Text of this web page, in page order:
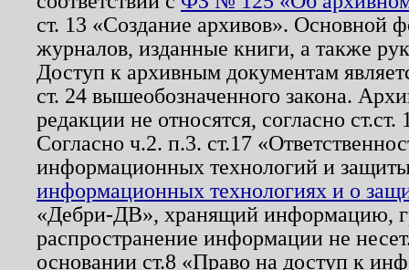
ст. 13 «Создание архивов». Основной
журналов, изданные книги, а также
Доступ к архивным документам
ст. 24 вышеобозначенного закона.
редакции не относятся, согласно
Согласно ч.2. п.3. ст.17
информационных технологий и
информационных технологиях и о
«Дебри-ДВ», хранящий информацию,
распространение информации не
основании ст.8 «Право на доступ к